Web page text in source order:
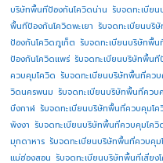
บริษัทพื้นทีป้องกันโควิดน่าน รับจดทะเบีย
พื้นทีป้องกันโควิดพะเยา รับจดทะเบียนบริ
ป้องกันโควิดภูเก็ต รับจดทะเบียนบริษัทพื้
ป้องกันโควิดแพร่ รับจดทะเบียนบริษัทพื้น
ควบคุมโควิด รับจดทะเบียนบริษัทพื้นที่ควบ
วิดนครพนม รับจดทะเบียนบริษัทพื้นที่ควบ
บึงกาฬ รับจดทะเบียนบริษัทพื้นที่ควบคุมโค
พังงา รับจดทะเบียนบริษัทพื้นที่ควบคุมโควิ
มุกดาหาร รับจดทะเบียนบริษัทพื้นที่ควบคุม
แม่ฮ่องสอน รับจดทะเบียนบริษัทพื้นที่เสี่ยง